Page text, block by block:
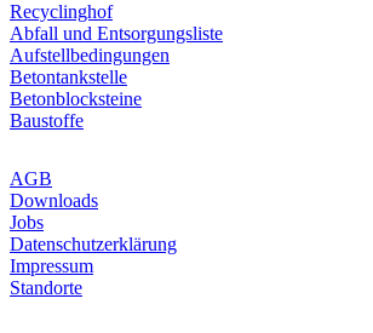
Recyclinghof
Abfall und Entsorgungsliste
Aufstellbedingungen
Betontankstelle
Betonblocksteine
Baustoffe
AGB
Downloads
Jobs
Datenschutzerklärung
Impressum
Standorte